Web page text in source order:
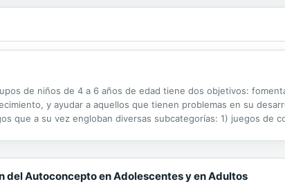
de niños de 4 a 6 años de edad tiene dos objetivos:
y ayudar a aquellos que tienen problemas en su
que a su vez engloban diversas subcategorías: 1) juegos de
del Autoconcepto en Adolescentes y en Adultos